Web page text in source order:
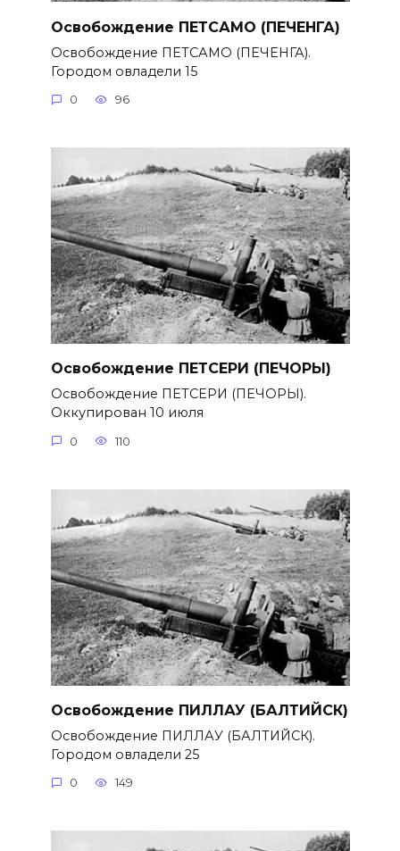
Освобождение ПЕТСАМО (ПЕЧЕНГА)
Освобождение ПЕТСАМО (ПЕЧЕНГА).
Городом овладели 15
0 96
Освобождение ПЕТСЕРИ (ПЕЧОРЫ)
Освобождение ПЕТСЕРИ (ПЕЧОРЫ).
Оккупирован 10 июля
0 110
Освобождение ПИЛЛАУ (БАЛТИЙСК)
Освобождение ПИЛЛАУ (БАЛТИЙСК).
Городом овладели 25
0 149